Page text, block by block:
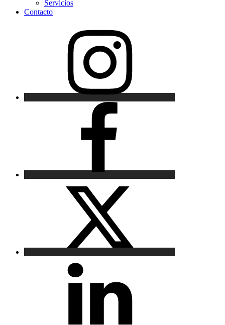
Servicios
Contacto